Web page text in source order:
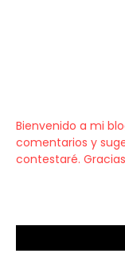
Bienvenido a mi
comentarios y
contestaré.